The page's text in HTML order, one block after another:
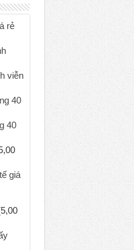
rẻ
viễn
40
40
giá